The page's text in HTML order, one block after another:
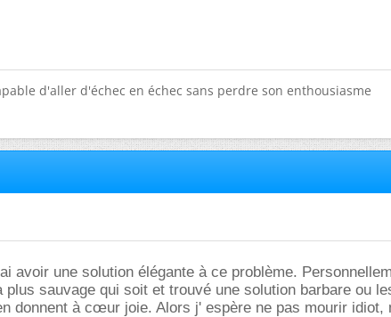
d'aller d'échec en échec sans perdre son enthousiasme
avoir une solution élégante à ce problème.
plus sauvage qui soit et trouvé une solution barbare ou
donnent à cœur joie. Alors j' espère ne pas mourir idiot,